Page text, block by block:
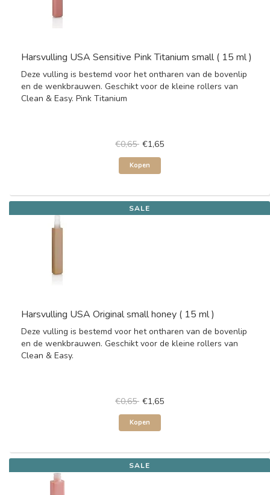
Harsvulling USA Sensitive Pink Titanium small ( 15 ml )
Deze vulling is bestemd voor het ontharen van de bovenlip
en de wenkbrauwen. Geschikt voor de kleine rollers van
Clean & Easy. Pink Titanium
€0,65 €1,65
Kopen
SALE
Harsvulling USA Original small honey ( 15 ml )
Deze vulling is bestemd voor het ontharen van de bovenlip
en de wenkbrauwen. Geschikt voor de kleine rollers van
Clean & Easy.
€0,65 €1,65
Kopen
SALE